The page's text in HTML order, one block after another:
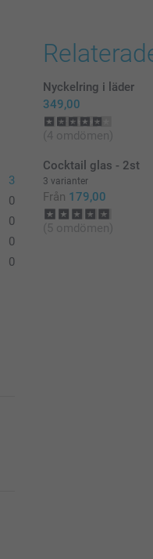
3
0
0
0
0
Nyckelring i läder
349,00
(4 omdömen)
Cocktail glas - 2st
3 varianter
Från 179,00
(5 omdömen)